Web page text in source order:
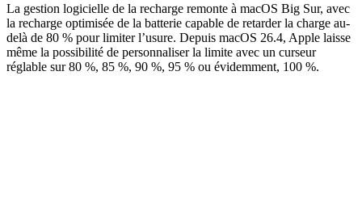
La gestion logicielle de la recharge remonte à macOS Big Sur, avec
la recharge optimisée de la batterie capable de retarder la charge au-
delà de 80 % pour limiter l’usure. Depuis macOS 26.4, Apple laisse
même la possibilité de personnaliser la limite avec un curseur
réglable sur 80 %, 85 %, 90 %, 95 % ou évidemment, 100 %.